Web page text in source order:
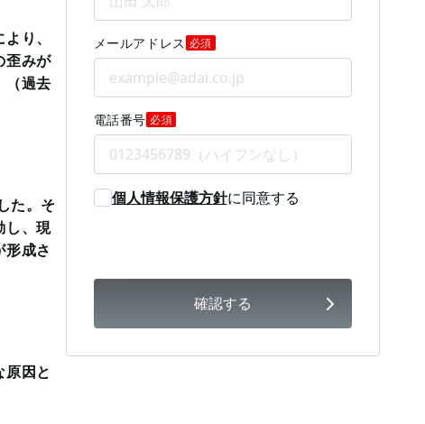
り、
歪みが
（過去
た。そ
し、現
成さ
因と
メールアドレス 必須
電話番号 必須
個人情報保護方針に同意する
確認する